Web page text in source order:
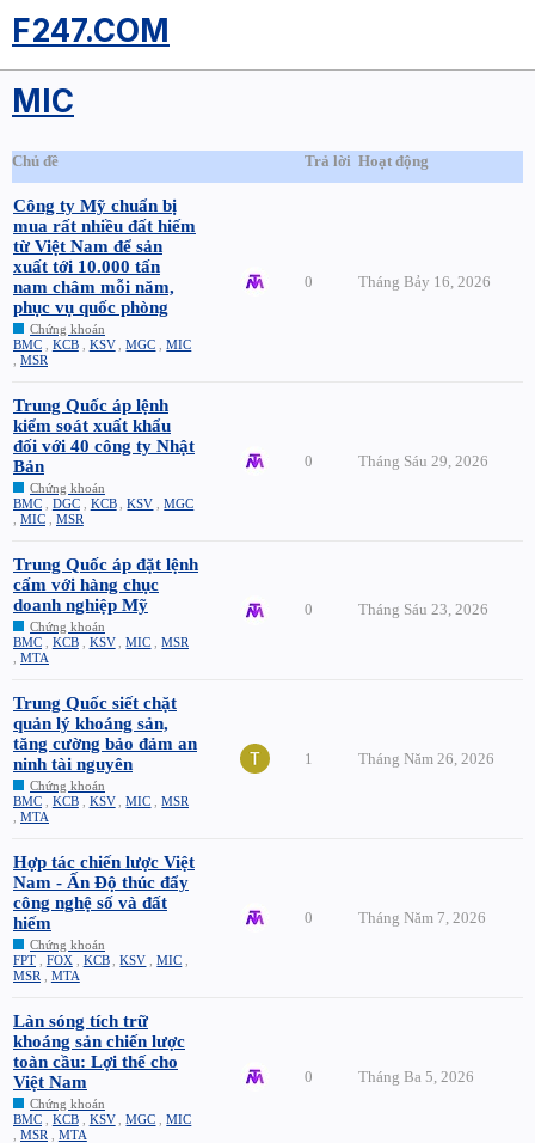
F247.COM
MIC
Chủ đề Trả lời Hoạt động
Công ty Mỹ chuẩn bị
mua rất nhiều đất hiếm
từ Việt Nam để sản
xuất tới 10.000 tấn
nam châm mỗi năm,
phục vụ quốc phòng
Chứng khoán
BMC
KCB KSV ,MGC ,MIC
MSR
0 Tháng Bảy 16, 2026
Trung Quốc áp lệnh
kiểm soát xuất khẩu
đối với 40 công ty Nhật
Bản
Chứng khoán
BMC
DGC KCB ,KSV ,MGC
MIC MSR
0 Tháng Sáu 29, 2026
Trung Quốc áp đặt lệnh
cấm với hàng chục
doanh nghiệp Mỹ
Chứng khoán
BMC
KCB KSV ,MIC ,MSR
MTA
0 Tháng Sáu 23, 2026
Trung Quốc siết chặt
quản lý khoáng sản,
tăng cường bảo đảm an
ninh tài nguyên
Chứng khoán
BMC
KCB KSV ,MIC ,MSR
MTA
1 Tháng Năm 26, 2026
Hợp tác chiến lược Việt
Nam - Ấn Độ thúc đẩy
công nghệ số và đất
hiếm
Chứng khoán
FPT
FOX KCB ,KSV ,MIC
MSR
MTA
0 Tháng Năm 7, 2026
Làn sóng tích trữ
khoáng sản chiến lược
toàn cầu: Lợi thế cho
Việt Nam
Chứng khoán
BMC
KCB KSV ,MGC ,MIC
MSR MTA
0 Tháng Ba 5, 2026